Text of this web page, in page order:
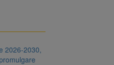
2026-2030,